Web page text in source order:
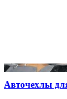
Авточехлы